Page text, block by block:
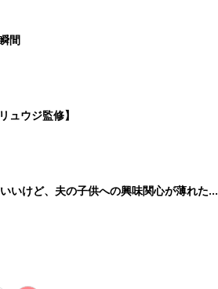
間
ウジ監修】
いけど、夫の子供への興味関心が薄れた気